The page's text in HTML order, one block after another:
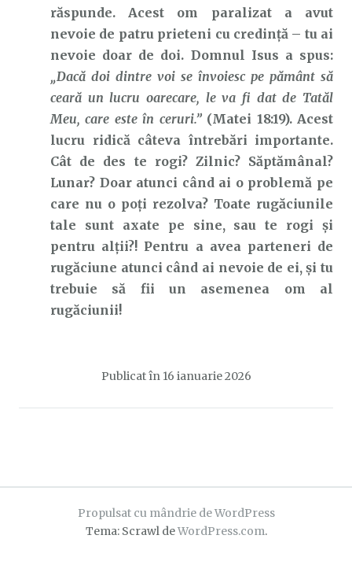
răspunde. Acest om paralizat a avut
nevoie de patru prieteni cu credință – tu ai
nevoie doar de doi. Domnul Isus a spus:
„Dacă doi dintre voi se învoiesc pe pământ să
ceară un lucru oarecare, le va fi dat de Tatăl
Meu, care este în ceruri.”(Matei 18:19). Acest
lucru ridică câteva întrebări importante.
Cât de des te rogi? Zilnic? Săptămânal?
Lunar? Doar atunci când ai o problemă pe
care nu o poți rezolva? Toate rugăciunile
tale sunt axate pe sine, sau te rogi și
pentru alții?! Pentru a avea parteneri de
rugăciune atunci când ai nevoie de ei, și tu
trebuie să fii un asemenea om al
rugăciunii!
Publicat în 16 ianuarie 2026
Propulsat cu mândrie de WordPress
Tema: Scrawl deWordPress.com.